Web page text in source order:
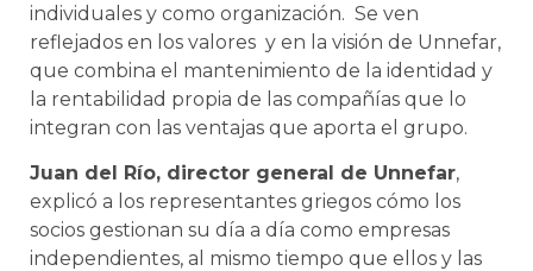
individuales y como organización. Se ven
reflejados en los valores y en la visión de Unnefar,
que combina el mantenimiento de la identidad y
la rentabilidad propia de las compañías que lo
integran con las ventajas que aporta el grupo.
Juan del Río, director general de Unnefar,
explicó a los representantes griegos cómo los
socios gestionan su día a día como empresas
independientes, al mismo tiempo que ellos y las